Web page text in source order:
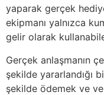
yaparak gerçek
ekipmanı yalnızca
gelir olarak
Gerçek anlaşmanın
şekilde yararlandığı
şekilde ödemek ve